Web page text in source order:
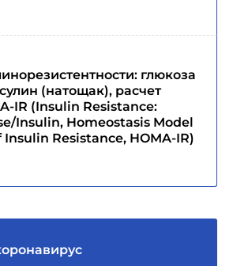
глюкоза
(натощак), расчет
IR (Insulin Resistance:
Insulin, Homeostasis Model
Resistance, HOMA-IR)